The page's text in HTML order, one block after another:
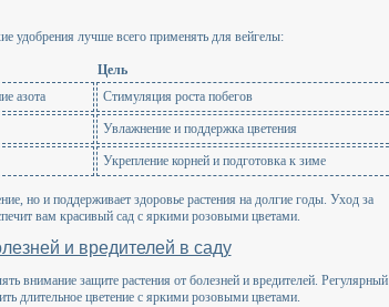
удобрения лучше всего применять для вейгелы:
Цель
азота Стимуляция роста побегов
Увлажнение и поддержка цветения
Укрепление корней и подготовка к зиме
но и поддерживает здоровье растения на долгие годы. Уход за
вам красивый сад с яркими розовыми цветами.
и вредителей в саду
внимание защите растения от болезней и вредителей. Регулярный
длительное цветение с яркими розовыми цветами.